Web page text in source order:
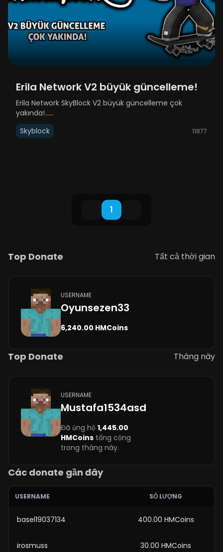
Erila Network V2 büyük güncelleme!
Erila Network SkyBlock V2 büyük güncelleme çok
yakında!......
Skyblock
11877
1
Top Donate Tất cả thời gian
USERNAME
Oyunsezen33
6,240.00 HMCoins
Top Donate Tháng này
USERNAME
Mustafa1534asd
Đã ủng hộ 1,445.00
HMCoins tổng cộng
trong tháng này.
Các donate gần đây
USERNAME SỐ LƯỢNG
basel19037134 400.00 HMCoins
irosmuss 30.00 HMCoins